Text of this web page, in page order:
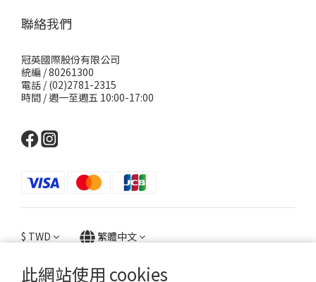
此網站使用 cookies
聯絡我們
冠英國際股份有限公司
統編 / 80261300
電話 / (02)2781-2315
時間 / 週一至週五 10:00-17:00
$ TWD 繁體中文